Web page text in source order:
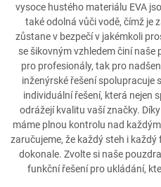
vysoce hustého materiálu EVA
také odolná vůči vodě, čímž je
zůstane v bezpečí v jakémkoli
se šikovným vzhledem činí naše
pro profesionály, tak pro
inženýrské řešení spolupracuje
individuální řešení, která nejen
odrážejí kvalitu vaší značky.
máme plnou kontrolu nad
zaručujeme, že každý steh i
dokonale. Zvolte si naše
funkční řešení pro ukládání,